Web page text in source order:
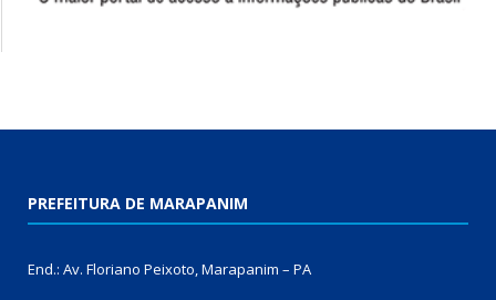
PREFEITURA DE MARAPANIM
End.: Av. Floriano Peixoto, Marapanim – PA